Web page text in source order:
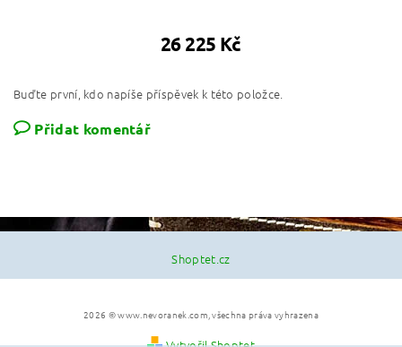
26 225 Kč
Buďte první, kdo napíše příspěvek k této položce.
Přidat komentář
Shoptet.cz
2026 © www.nevoranek.com, všechna práva vyhrazena